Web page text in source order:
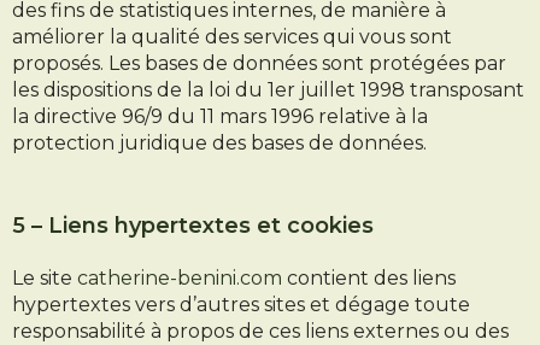
des fins de statistiques internes, de manière à
améliorer la qualité des services qui vous sont
proposés. Les bases de données sont protégées par
les dispositions de la loi du 1er juillet 1998 transposant
la directive 96/9 du 11 mars 1996 relative à la
protection juridique des bases de données.
5 – Liens hypertextes et cookies
Le site catherine-benini.com contient des liens
hypertextes vers d’autres sites et dégage toute
responsabilité à propos de ces liens externes ou des